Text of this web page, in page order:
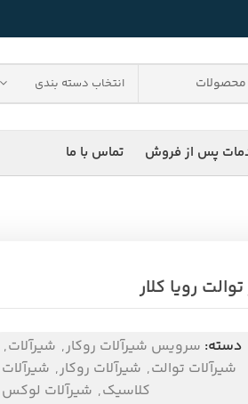
انتخاب دسته بندی
پس از فروش تماس با ما
رویا کلار
دسته: سرویس شیرآلات روکار, شیرآلات,
شیرآلات توالت, شیرآلات روکار, شیرآلات
کلاسیک, شیرآلات لوکس